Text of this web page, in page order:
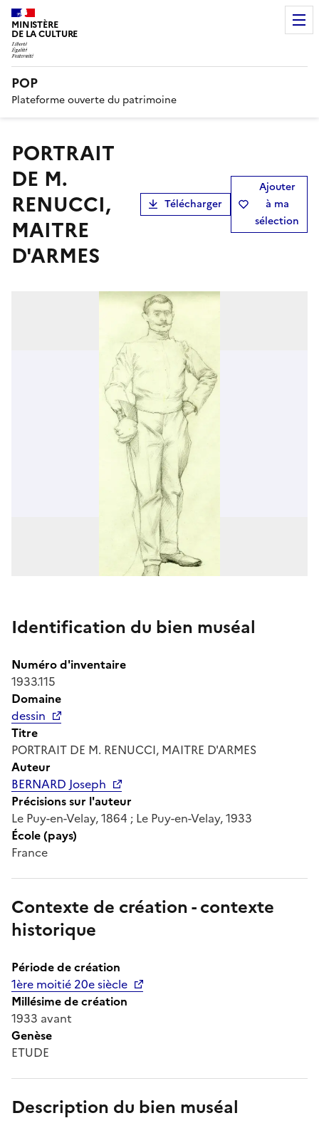
MINISTÈRE
DE LA CULTURE
POP
Plateforme ouverte du patrimoine
PORTRAIT
DE M.
RENUCCI,
MAITRE
D'ARMES
Télécharger
Ajouter
à ma
sélection
Identification du bien muséal
Numéro d'inventaire
1933.115
Domaine
dessin
Titre
PORTRAIT DE M. RENUCCI, MAITRE D'ARMES
Auteur
BERNARD Joseph
Précisions sur l'auteur
Le Puy-en-Velay, 1864 ; Le Puy-en-Velay, 1933
École (pays)
France
Contexte de création - contexte
historique
Période de création
1ère moitié 20e siècle
Millésime de création
1933 avant
Genèse
ETUDE
Description du bien muséal